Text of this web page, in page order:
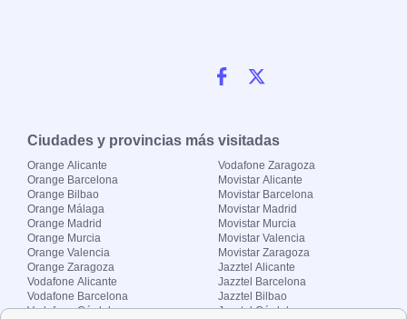
Ciudades y provincias más visitadas
Orange Alicante
Orange Barcelona
Orange Bilbao
Orange Málaga
Orange Madrid
Orange Murcia
Orange Valencia
Orange Zaragoza
Vodafone Alicante
Vodafone Barcelona
Vodafone Córdoba
Vodafone Zaragoza
Movistar Alicante
Movistar Barcelona
Movistar Madrid
Movistar Murcia
Movistar Valencia
Movistar Zaragoza
Jazztel Alicante
Jazztel Barcelona
Jazztel Bilbao
Jazztel Córdoba